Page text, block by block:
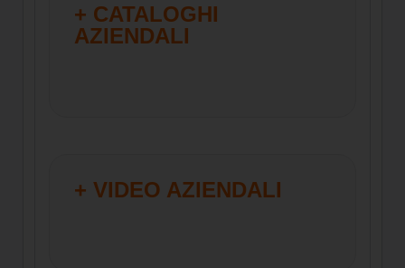
+ CATALOGHI
AZIENDALI
+ VIDEO AZIENDALI